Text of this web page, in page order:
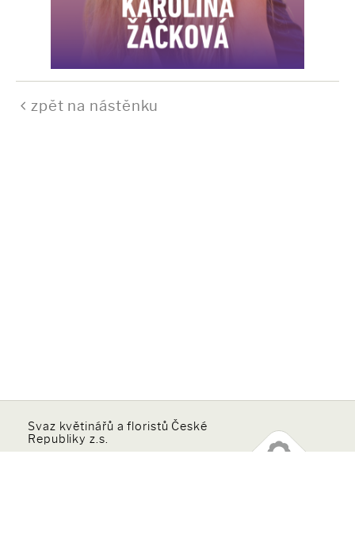
zpět na nástěnku
Svaz květinářů a floristů České
Republiky z.s.